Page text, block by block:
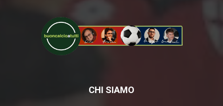
CHI SIAMO